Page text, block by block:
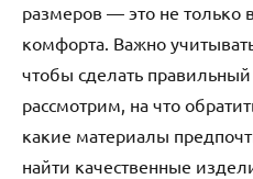
размеров — это не только
комфорта. Важно
чтобы сделать
рассмотрим, на что
какие материалы
найти качественные